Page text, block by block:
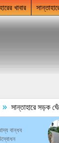
খাবার
সান্তাহারে সড়ক ঘেঁষে
বান্ধব